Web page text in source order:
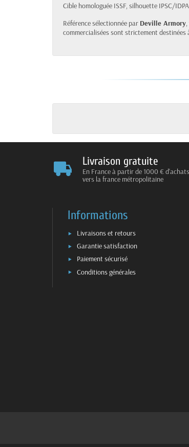
Cible homologuée ISSF, silhouette IPSC/
Référence sélectionnée par Deville Armory
commercialisées sont strictement
Livraison gratuite
En France à partir de 1000 € d'achats
vers la france métropolitaine
Informations
Livraisons et retours
Garantie satisfaction
Paiement sécurisé
Conditions générales